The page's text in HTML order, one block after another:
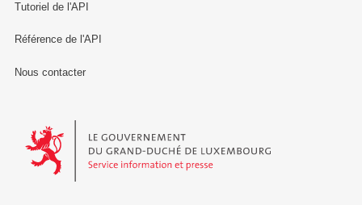
Tutoriel de l'API
Référence de l'API
Nous contacter
Le Gouvernement du Grand-Duché de Luxembourg - Service